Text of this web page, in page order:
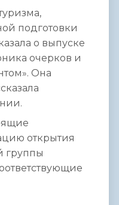
подготовки
о выпуске
очерков и
Она
открытия
группы